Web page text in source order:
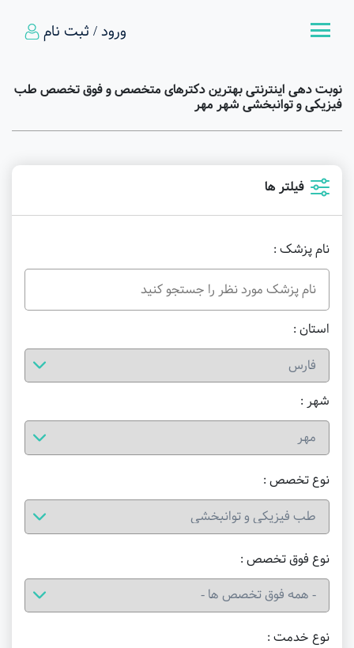
ورود / ثبت نام
نوبت دهی اینترنتی بهترین دکترهای متخصص و فوق تخصص طب
فیزیکی و توانبخشی شهر مهر
فیلتر ها
نام پزشک :
استان :
شهر :
نوع خدمت :
نوع تخصص :
نوع فوق تخصص :